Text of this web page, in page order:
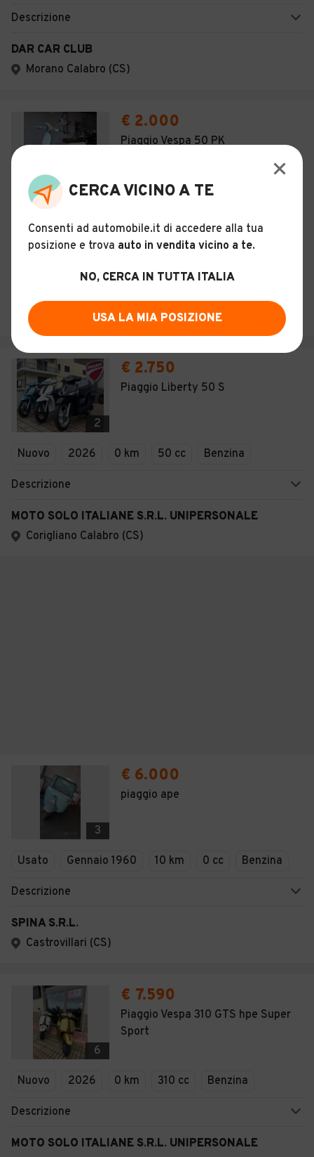
Descrizione
DAR CAR CLUB
Morano Calabro (CS)
€ 2.000
Piaggio Vespa 50 PK
Usato
Benzina
Santo Stefano di Rogliano (CS)
2
€ 2.750
Piaggio Liberty 50 S
Nuovo 2026 0 km 50 cc Benzina
Descrizione
MOTO SOLO ITALIANE S.R.L. UNIPERSONALE
Corigliano Calabro (CS)
3
€ 6.000
piaggio ape
Usato Gennaio 1960 10 km 0 cc Benzina
Descrizione
SPINA S.R.L.
Castrovillari (CS)
6
€ 7.590
Piaggio Vespa 310 GTS hpe Super
Sport
Nuovo 2026 0 km 310 cc Benzina
Descrizione
MOTO SOLO ITALIANE S.R.L. UNIPERSONALE
CERCA VICINO A TE
Consenti ad automobile.it di accedere alla tua
posizione e trova auto in vendita vicino a te.
NO, CERCA IN TUTTA ITALIA
USA LA MIA POSIZIONE